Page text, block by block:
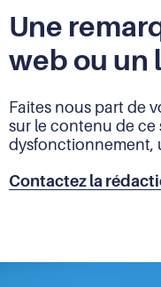
Une
web ou un
Faites nous part de
sur le contenu de ce
dysfonctionnement,
Contactez la